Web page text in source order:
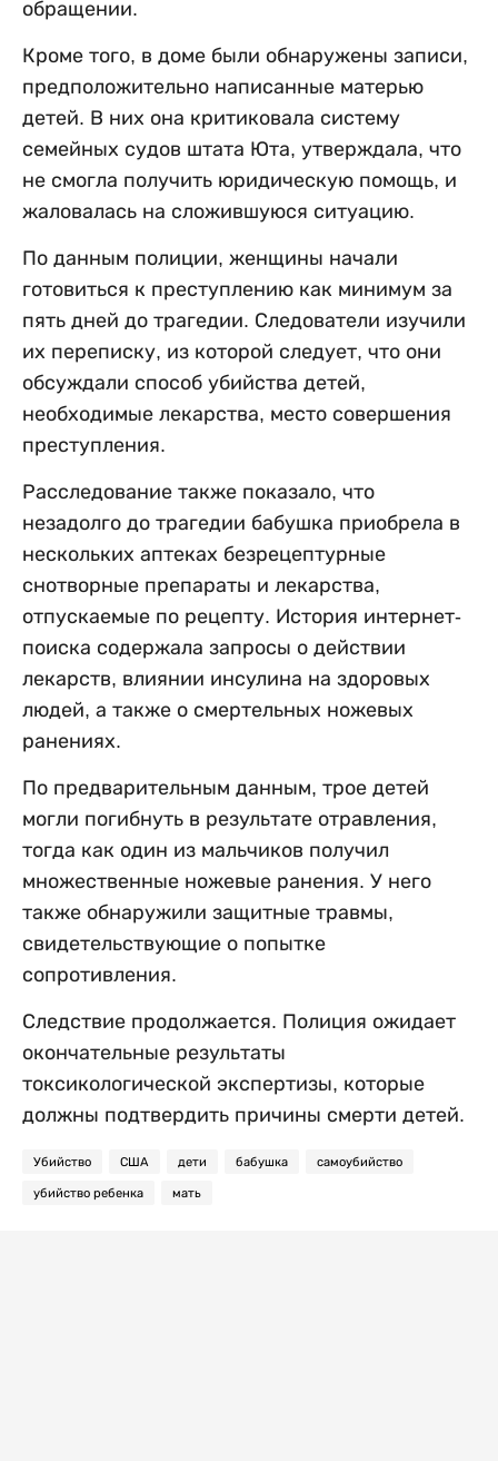
обращении.
Кроме того, в доме были обнаружены записи,
предположительно написанные матерью
детей. В них она критиковала систему
семейных судов штата Юта, утверждала, что
не смогла получить юридическую помощь, и
жаловалась на сложившуюся ситуацию.
По данным полиции, женщины начали
готовиться к преступлению как минимум за
пять дней до трагедии. Следователи изучили
их переписку, из которой следует, что они
обсуждали способ убийства детей,
необходимые лекарства, место совершения
преступления.
Расследование также показало, что
незадолго до трагедии бабушка приобрела в
нескольких аптеках безрецептурные
снотворные препараты и лекарства,
отпускаемые по рецепту. История интернет-
поиска содержала запросы о действии
лекарств, влиянии инсулина на здоровых
людей, а также о смертельных ножевых
ранениях.
По предварительным данным, трое детей
могли погибнуть в результате отравления,
тогда как один из мальчиков получил
множественные ножевые ранения. У него
также обнаружили защитные травмы,
свидетельствующие о попытке
сопротивления.
Следствие продолжается. Полиция ожидает
окончательные результаты
токсикологической экспертизы, которые
должны подтвердить причины смерти детей.
Убийство США дети бабушка самоубийство
убийство ребенка мать